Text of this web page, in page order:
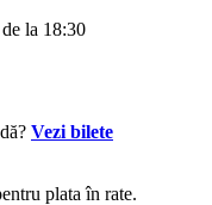
la 18:30
Vezi bilete
plata în rate.